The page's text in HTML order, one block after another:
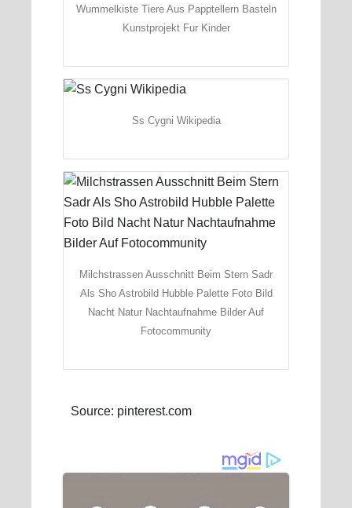
Wummelkiste Tiere Aus Papptellern Basteln
Kunstprojekt Fur Kinder
Ss Cygni Wikipedia
Milchstrassen Ausschnitt Beim Stern Sadr
Als Sho Astrobild Hubble Palette Foto Bild
Nacht Natur Nachtaufnahme Bilder Auf
Fotocommunity
Source: pinterest.com